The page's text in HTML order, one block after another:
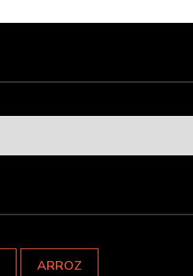
ARROZ